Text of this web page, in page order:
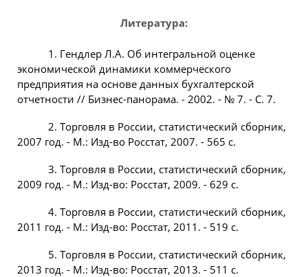
Литература:
1. Гендлер Л.А. Об интегральной оценке
экономической динамики коммерческого
предприятия на основе данных бухгалтерской
отчетности // Бизнес-панорама. - 2002. - № 7. - С. 7.
2. Торговля в России, статистический сборник,
2007 год. - М.: Изд-во Росстат, 2007. - 565 с.
3. Торговля в России, статистический сборник,
2009 год. - М.: Изд-во: Росстат, 2009. - 629 с.
4. Торговля в России, статистический сборник,
2011 год. - М.: Изд-во: Росстат, 2011. - 519 с.
5. Торговля в России, статистический сборник,
2013 год. - М.: Изд-во: Росстат, 2013. - 511 с.